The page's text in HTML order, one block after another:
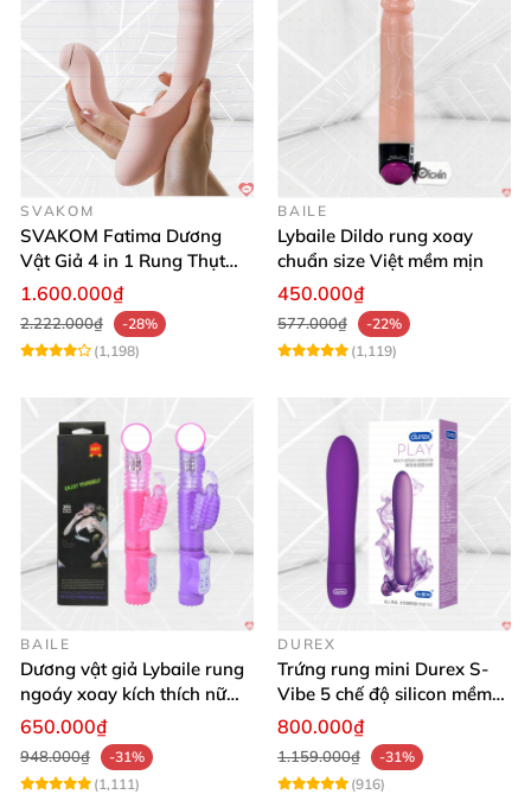
SVAKOM
SVAKOM Fatima Dương
Vật Giả 4 in 1 Rung Thụt
Hút Toả Nhiệt Massage Cho
1.600.000₫
2.222.000₫
-28%
(1,198)
BAILE
Lybaile Dildo rung xoay
chuẩn size Việt mềm mịn
450.000₫
577.000₫
-22%
(1,119)
BAILE
Dương vật giả Lybaile rung
ngoáy xoay kích thích nữ
thủ dâm
650.000₫
948.000₫
-31%
(1,111)
DUREX
Trứng rung mini Durex S-
Vibe 5 chế độ silicon mềm
mịn cao cấp
800.000₫
1.159.000₫
-31%
(916)